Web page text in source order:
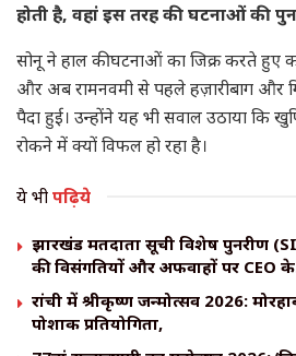
होती है, वहां इस तरह की घटनाओं की
सोनू ने हाल की घटनाओं का जिक्र करते हुए
और अब रामनवमी से पहले हज़ारीबाग और
पैदा हुई। उन्होंने यह भी सवाल उठाया कि
रोकने में क्यों विफल हो रहा है।
ये भीपढ़िये
झारखंड मतदाता सूची विशेष पुनरीक्षण
की विसंगतियों और अफवाहों पर CEO
रांची में श्रीकृष्ण जन्मोत्सव 2026:
पोशाक प्रतियोगिता,